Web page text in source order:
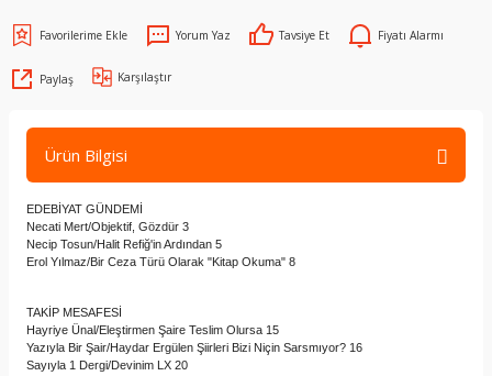
Yorum Yaz Tavsiye Et Fiyatı Alarmı
Paylaş Karşılaştır
Ürün Bilgisi
EDEBİYAT GÜNDEMİ
Necati Mert/Objektif, Gözdür 3
Necip Tosun/Halit Refiğ'in Ardından 5
Erol Yılmaz/Bir Ceza Türü Olarak "Kitap Okuma" 8
TAKİP MESAFESİ
Hayriye Ünal/Eleştirmen Şaire Teslim Olursa 15
Yazıyla Bir Şair/Haydar Ergülen Şiirleri Bizi Niçin Sarsmıyor? 16
Sayıyla 1 Dergi/Devinim LX 20